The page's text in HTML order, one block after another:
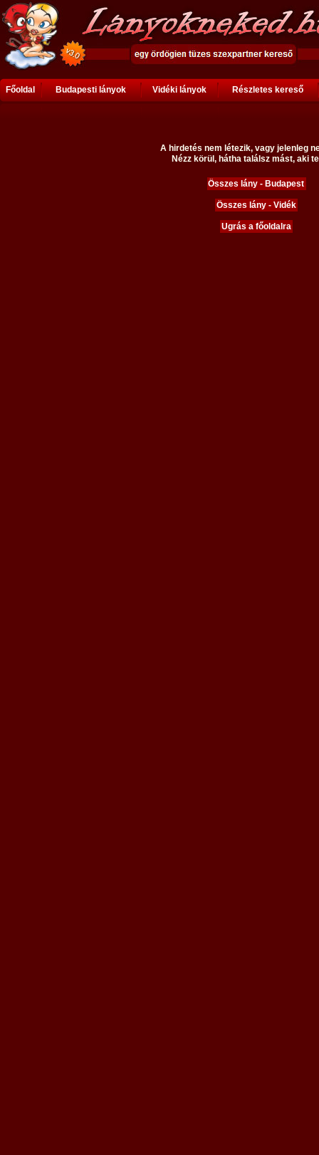
Főoldal Budapesti lányok Vidéki lányok Részletes kereső
A hirdetés nem létezik, vagy jelenleg
Nézz körül, hátha találsz mást, aki
Összes lány - Budapest
Összes lány - Vidék
Ugrás a főoldalra